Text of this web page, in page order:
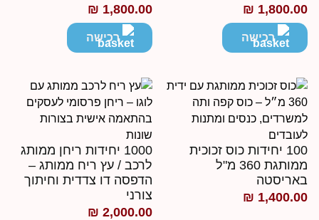
₪
רכישה
₪1,800.00
רכישה
100 יחידות כוס זכוכית
ממותגת 360 מ"ל
₪
1000 יחידות ריחן ממותג
לרכב / עץ ריח ממותג –
הדפסה דו צדדית וחיתוך
צורני
₪2,000.00